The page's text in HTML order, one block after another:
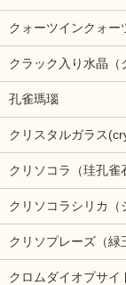
クォーツインクォ
クラック入り水晶（
孔雀瑪瑙
クリスタルガラス
クリソコラ（珪孔雀
クリソコラシリカ（
クリソプレーズ（緑
クロムダイオプサ